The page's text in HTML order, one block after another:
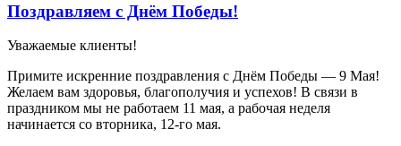
Поздравляем с Днём Победы!
Уважаемые клиенты!
Примите искренние поздравления с Днём Победы — 9 Мая!
Желаем вам здоровья, благополучия и успехов! В связи в
праздником мы не работаем 11 мая, а рабочая неделя
начинается со вторника, 12-го мая.